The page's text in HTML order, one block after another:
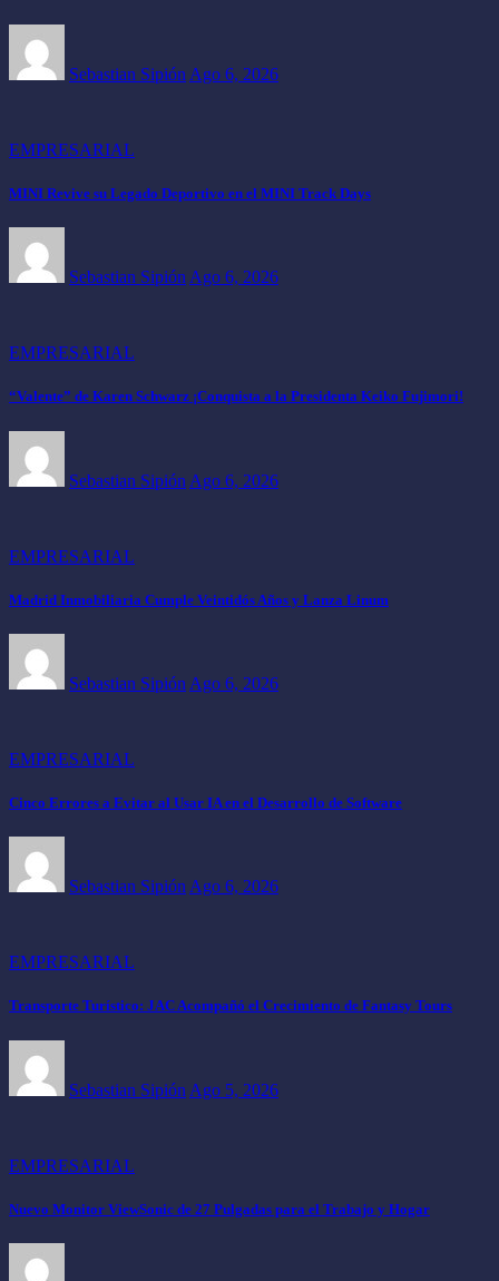
Sebastian Sipión Ago 6, 2026
EMPRESARIAL
MINI Revive su Legado Deportivo en el MINI Track Days
Sebastian Sipión Ago 6, 2026
EMPRESARIAL
“Valente” de Karen Schwarz ¡Conquista a la Presidenta Keiko Fujimori!
Sebastian Sipión Ago 6, 2026
EMPRESARIAL
Madrid Inmobiliaria Cumple Veintidós Años y Lanza Linum
Sebastian Sipión Ago 6, 2026
EMPRESARIAL
Cinco Errores a Evitar al Usar IA en el Desarrollo de Software
Sebastian Sipión Ago 6, 2026
EMPRESARIAL
Transporte Turístico: JAC Acompañó el Crecimiento de Fantasy Tours
Sebastian Sipión Ago 5, 2026
EMPRESARIAL
Nuevo Monitor ViewSonic de 27 Pulgadas para el Trabajo y Hogar